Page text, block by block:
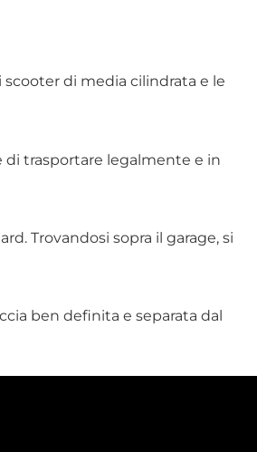
di media cilindrata e le
trasportare legalmente e in
Trovandosi sopra il garage, si
ben definita e separata dal